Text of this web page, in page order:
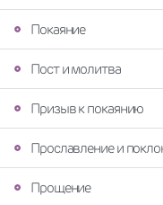
Покаяние
Пост и молитва
Призыв к покаянию
Прославление и
Прощение